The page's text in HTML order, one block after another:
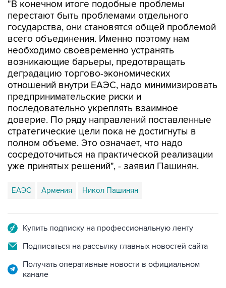
государства, они становятся общей проблемой
всего объединения. Именно поэтому нам
необходимо своевременно устранять
возникающие барьеры, предотвращать
деградацию торгово-экономических
отношений внутри ЕАЭС, надо минимизировать
предпринимательские риски и
последовательно укреплять взаимное
доверие. По ряду направлений поставленные
стратегические цели пока не достигнуты в
полном объеме. Это означает, что надо
сосредоточиться на практической реализации
уже принятых решений", - заявил Пашинян.
ЕАЭС Армения Никол Пашинян
Подписаться на рассылку главных новостей сайта
Получать оперативные новости в официальном